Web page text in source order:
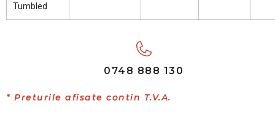
Tumbled
0748 888 130
* Preturile afisate contin T.V.A.